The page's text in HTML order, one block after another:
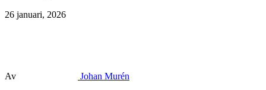
26 januari, 2026
Av
Johan Murén